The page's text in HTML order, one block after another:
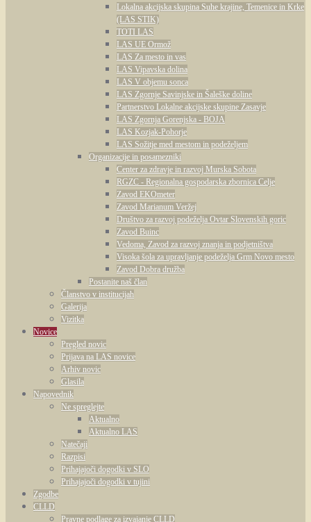
Lokalna akcijska skupina Suhe krajine, Temenice in Krke
(LAS STIK)
TOTI LAS
LAS UE Ormož
LAS Za mesto in vas
LAS Vipavska dolina
LAS V objemu sonca
LAS Zgornje Savinjske in Šaleške doline
Partnerstvo Lokalne akcijske skupine Zasavje
LAS Zgornja Gorenjska - BOJA
LAS Kozjak-Pohorje
LAS Sožitje med mestom in podeželjem
Organizacije in posamezniki
Center za zdravje in razvoj Murska Sobota
RGZC - Regionalna gospodarska zbornica Celje
Zavod EKOmeter
Zavod Marianum Veržej
Društvo za razvoj podeželja Ovtar Slovenskih goric
Zavod Buinc
Vedoma, Zavod za razvoj znanja in podjetništva
Visoka šola za upravljanje podeželja Grm Novo mesto
Zavod Dobra družba
Postanite naš član
Članstvo v institucijah
Galerija
Vizitka
Novice
Pregled novic
Prijava na LAS novice
Arhiv novic
Glasila
Napovednik
Ne spreglejte
Aktualno
Aktualno LAS
Natečaji
Razpisi
Prihajajoči dogodki v SLO
Prihajajoči dogodki v tujini
Zgodbe
CLLD
Pravne podlage za izvajanje CLLD